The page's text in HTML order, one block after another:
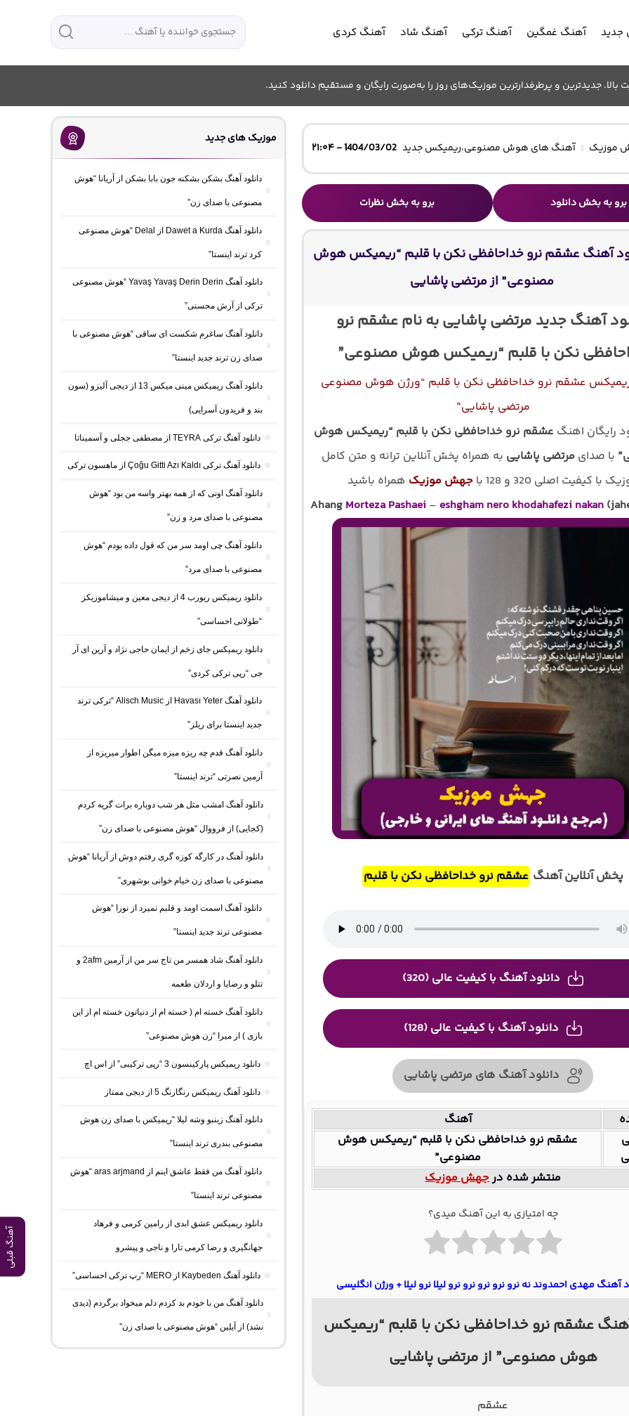
آهنگ قبلی
جدید آهنگ غمگین آهنگ ترکی آهنگ شاد آهنگ کردی
جدیدترین و پرطرفدارترین موزیک‌های روز را به‌صورت رایگان و مستقیم دانلود کنید.
موزیک آهنگ های هوش مصنوعی،ریمیکس جدید 1404/03/02 - ۲۱:۰۴
برو به بخش دانلود برو به بخش نظرات
آهنگ عشقم نرو خداحافظی نکن با قلبم “ریمیکس هوش
مصنوعی” از مرتضی پاشایی
آهنگ جدید مرتضی پاشایی به نام عشقم نرو
نکن با قلبم “ریمیکس هوش مصنوعی”
ریمیکس عشقم نرو خداحافظی نکن با قلبم “ورژن هوش مصنوعی
مرتضی پاشایی”
رایگان اهنگ عشقم نرو خداحافظی نکن با قلبم “ریمیکس هوش
با صدای مرتضی پاشایی به همراه پخش آنلاین ترانه و متن کامل
با کیفیت اصلی 320 و 128 با
جهش موزیک همراه باشید
Ahang Morteza Pashaei – eshgham nero khodahafezi nakan
پخش آنلاین آهنگ عشقم نرو خداحافظی نکن با قلبم
دانلود آهنگ با کیفیت عالی (320)
دانلود آهنگ با کیفیت عالی (128)
دانلود آهنگ های مرتضی پاشایی
آهنگ
عشقم نرو خداحافظی نکن با قلبم “ریمیکس هوش
مصنوعی”
منتشر شده درجهش موزیک
چه امتیازی به این آهنگ میدی؟
آهنگ مهدی احمدوند نه نرو نرو نرو نرو نرو لیلا نرو لیلا + ورژن انگلیسی
عشقم نرو خداحافظی نکن با قلبم “ریمیکس
هوش مصنوعی” از مرتضی پاشایی
عشقم
موزیک های جدید
دانلود آهنگ بشکن بشکنه جون بابا بشکن از آریانا “هوش
مصنوعی با صدای زن”
دانلود آهنگ Dawet a Kurda از Delal “هوش مصنوعی
کرد ترند اینستا”
دانلود آهنگ Yavaş Yavaş Derin Derin “هوش مصنوعی
ترکی از آرش محسنی”
دانلود آهنگ ساغرم شکست ای ساقی “هوش مصنوعی با
صدای زن ترند جدید اینستا”
دانلود آهنگ ریمیکس مینی میکس 13 از دیجی آلیزو (سون
بند و فریدون آسرایی)
دانلود آهنگ ترکی TEYRA از مصطفی ججلی و آسمیناتا
دانلود آهنگ ترکی Çoğu Gitti Azı Kaldı از ماهسون ترکی
دانلود آهنگ اونی که از همه بهتر واسه من بود “هوش
مصنوعی با صدای مرد و زن”
دانلود آهنگ چی اومد سر من که قول داده بودم “هوش
مصنوعی با صدای مرد”
دانلود ریمیکس ریورب 4 از دیجی معین و میشاموزیکز
“طولانی احساسی”
دانلود ریمیکس جای زخم از ایمان حاجی نژاد و آرین ای آر
جی “رپی ترکی کردی”
دانلود آهنگ Havası Yeter از Alisch Music “ترکی ترند
جدید اینستا برای ریلز”
دانلود آهنگ ﻗﺪم ﭼﻪ رﻳﺰه ﻣﻴﺰه ﻣﻴﮕﻦ اﻃﻮار ﻣﻴﺮﻳﺰه از
آرمین نصرتی “ترند اینستا”
دانلود آهنگ امشب مثل هر شب دوباره برات گریه کردم
(کجایی) از فرووال “هوش مصنوعی با صدای زن”
دانلود آهنگ در کارگه کوزه گری رفتم دوش از آریانا “هوش
مصنوعی با صدای زن خیام خوانی بوشهری”
دانلود آهنگ اسمت اومد و قلبم نمیزد از نورا “هوش
مصنوعی ترند جدید اینستا”
دانلود آهنگ شاد همسر من تاج سر من از آرمین 2afm و
تتلو و رضایا و اردلان طعمه
دانلود آهنگ خسته ام ( خسته ام از دنیاتون خسته ام از این
بازی ) از میرا “زن هوش مصنوعی”
دانلود ریمیکس پارکینسون 3 “رپی ترکیبی” از اس اچ
دانلود آهنگ ریمیکس رنگارنگ 5 از دیجی ممتاز
دانلود آهنگ زینبو وشه لیلا “ریمیکس با صدای زن هوش
مصنوعی بندری ترند اینستا”
دانلود آهنگ من فقط عاشق اینم از aras arjmand “هوش
مصنوعی ترند اینستا”
دانلود ریمیکس عشق ابدی از رامین کرمی و فرهاد
جهانگیری و رضا کرمی تارا و ناجی و پیشرو
دانلود آهنگ Kaybeden از MERO “رپ ترکی احساسی”
دانلود آهنگ من با خودم بد کردم دلم میخواد برگردم (دیدی
نشد) از آیلین “هوش مصنوعی با صدای زن”